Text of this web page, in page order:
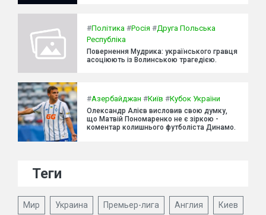
#Політика #Росія #Друга Польська
Республіка
Повернення Мудрика: українського гравця
асоціюють із Волинською трагедією.
#Азербайджан #Київ #Кубок України
Олександр Алієв висловив свою думку,
що Матвій Пономаренко не є зіркою -
коментар колишнього футболіста Динамо.
Теги
Мир Украина Премьер-лига Англия Киев